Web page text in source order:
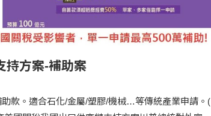
持方案-補助案
款。適合石化/金屬/塑膠/機械…等傳統產業申請。(